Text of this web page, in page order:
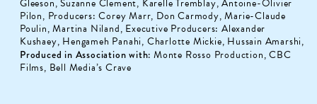
Gleeson, Suzanne Clement, Karelle Tremblay, Antoine-Olivier
Pilon, Producers: Corey Marr, Don Carmody, Marie-Claude
Poulin, Martina Niland, Executive Producers: Alexander
Kushaey, Hengameh Panahi, Charlotte Mickie, Hussain Amarshi,
Produced in Association with: Monte Rosso Production, CBC
Films, Bell Media’s Crave